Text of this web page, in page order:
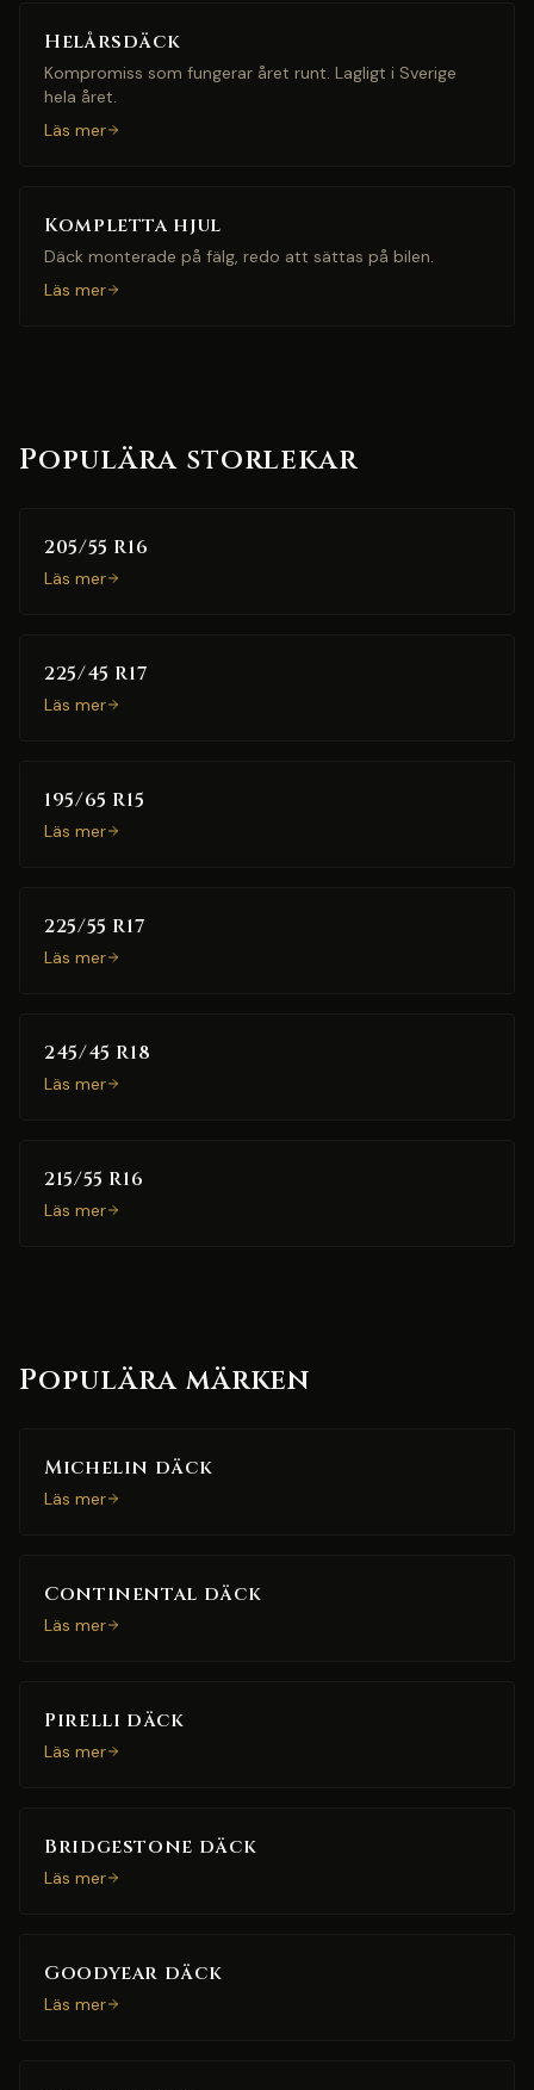
Helårsdäck
Kompromiss som fungerar året runt. Lagligt i Sverige
hela året.
Läs mer
Kompletta hjul
Däck monterade på fälg, redo att sättas på bilen.
Läs mer
Populära storlekar
205/55 R16
Läs mer
225/45 R17
Läs mer
195/65 R15
Läs mer
225/55 R17
Läs mer
245/45 R18
Läs mer
215/55 R16
Läs mer
Populära märken
Michelin däck
Läs mer
Continental däck
Läs mer
Pirelli däck
Läs mer
Bridgestone däck
Läs mer
Goodyear däck
Läs mer